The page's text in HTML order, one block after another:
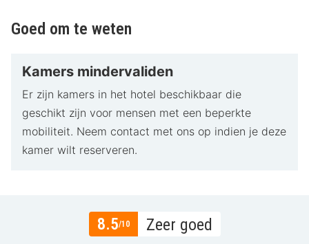
Goed om te weten
Kamers mindervaliden
Er zijn kamers in het hotel beschikbaar die
geschikt zijn voor mensen met een beperkte
mobiliteit. Neem contact met ons op indien je deze
kamer wilt reserveren.
8.5/10 Zeer goed